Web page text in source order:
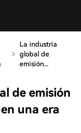
La industria
global de
emisión...
de emisión
una era